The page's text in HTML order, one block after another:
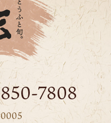
v
a
t
i
7808